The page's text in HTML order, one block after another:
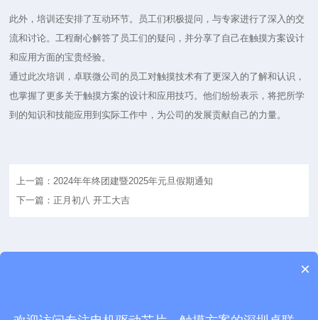
此外，培训还安排了互动环节。员工们积极提问，与专家进行了深入的交
流和讨论。工程耐心解答了员工们的疑问，并分享了自己在触摸方案设计
和应用方面的宝贵经验。
通过此次培训，卓联微公司的员工对触摸技术有了更深入的了解和认识，
也掌握了更多关于触摸方案的设计和应用技巧。他们纷纷表示，将把所学
到的知识和技能应用到实际工作中，为公司的发展贡献自己的力量。
上一篇：2024年年终团建暨2025年元旦假期通知
下一篇：正月初八 开工大吉
×